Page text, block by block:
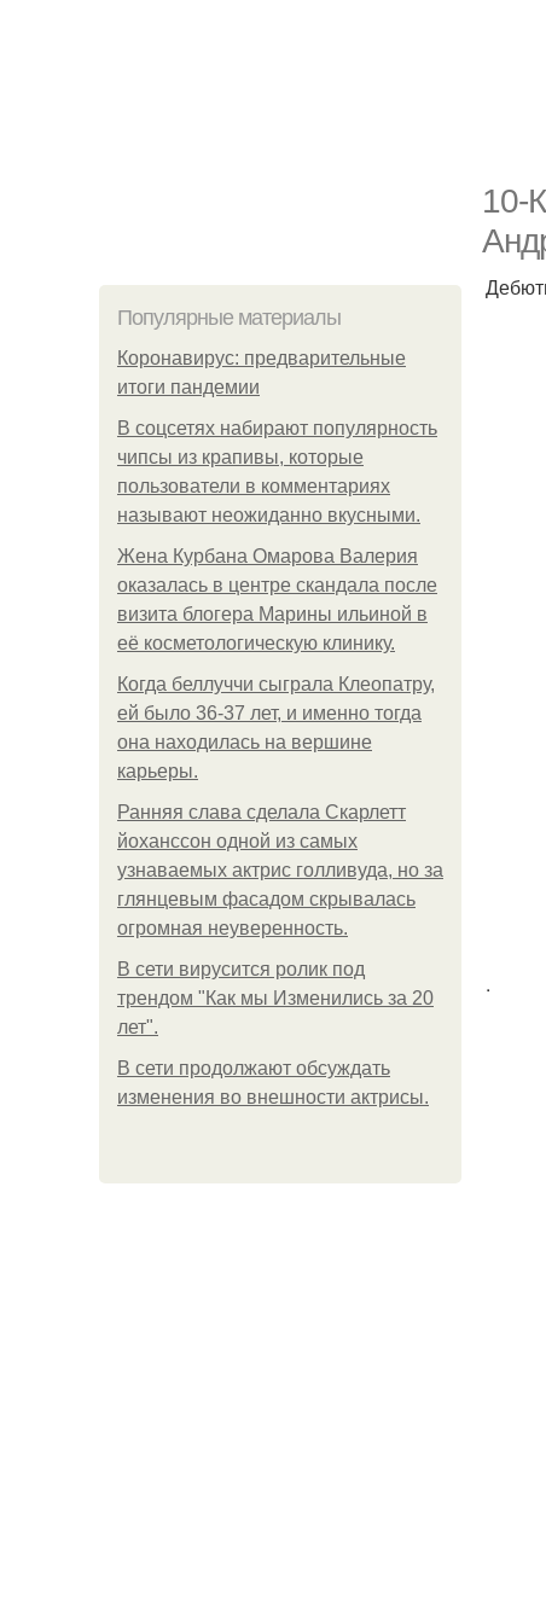
10-
Популярные материалы
Коронавирус: предварительные
итоги пандемии
В соцсетях набирают популярность
чипсы из крапивы, которые
пользователи в комментариях
называют неожиданно вкусными.
Жена Курбана Омарова Валерия
оказалась в центре скандала после
визита блогера Марины ильиной в
её косметологическую клинику.
Когда беллуччи сыграла Клеопатру,
ей было 36-37 лет, и именно тогда
она находилась на вершине
карьеры.
Ранняя слава сделала Скарлетт
йоханссон одной из самых
узнаваемых актрис голливуда, но за
глянцевым фасадом скрывалась
огромная неуверенность.
В сети вирусится ролик под
трендом "Как мы Изменились за 20
лет".
В сети продолжают обсуждать
изменения во внешности актрисы.
.